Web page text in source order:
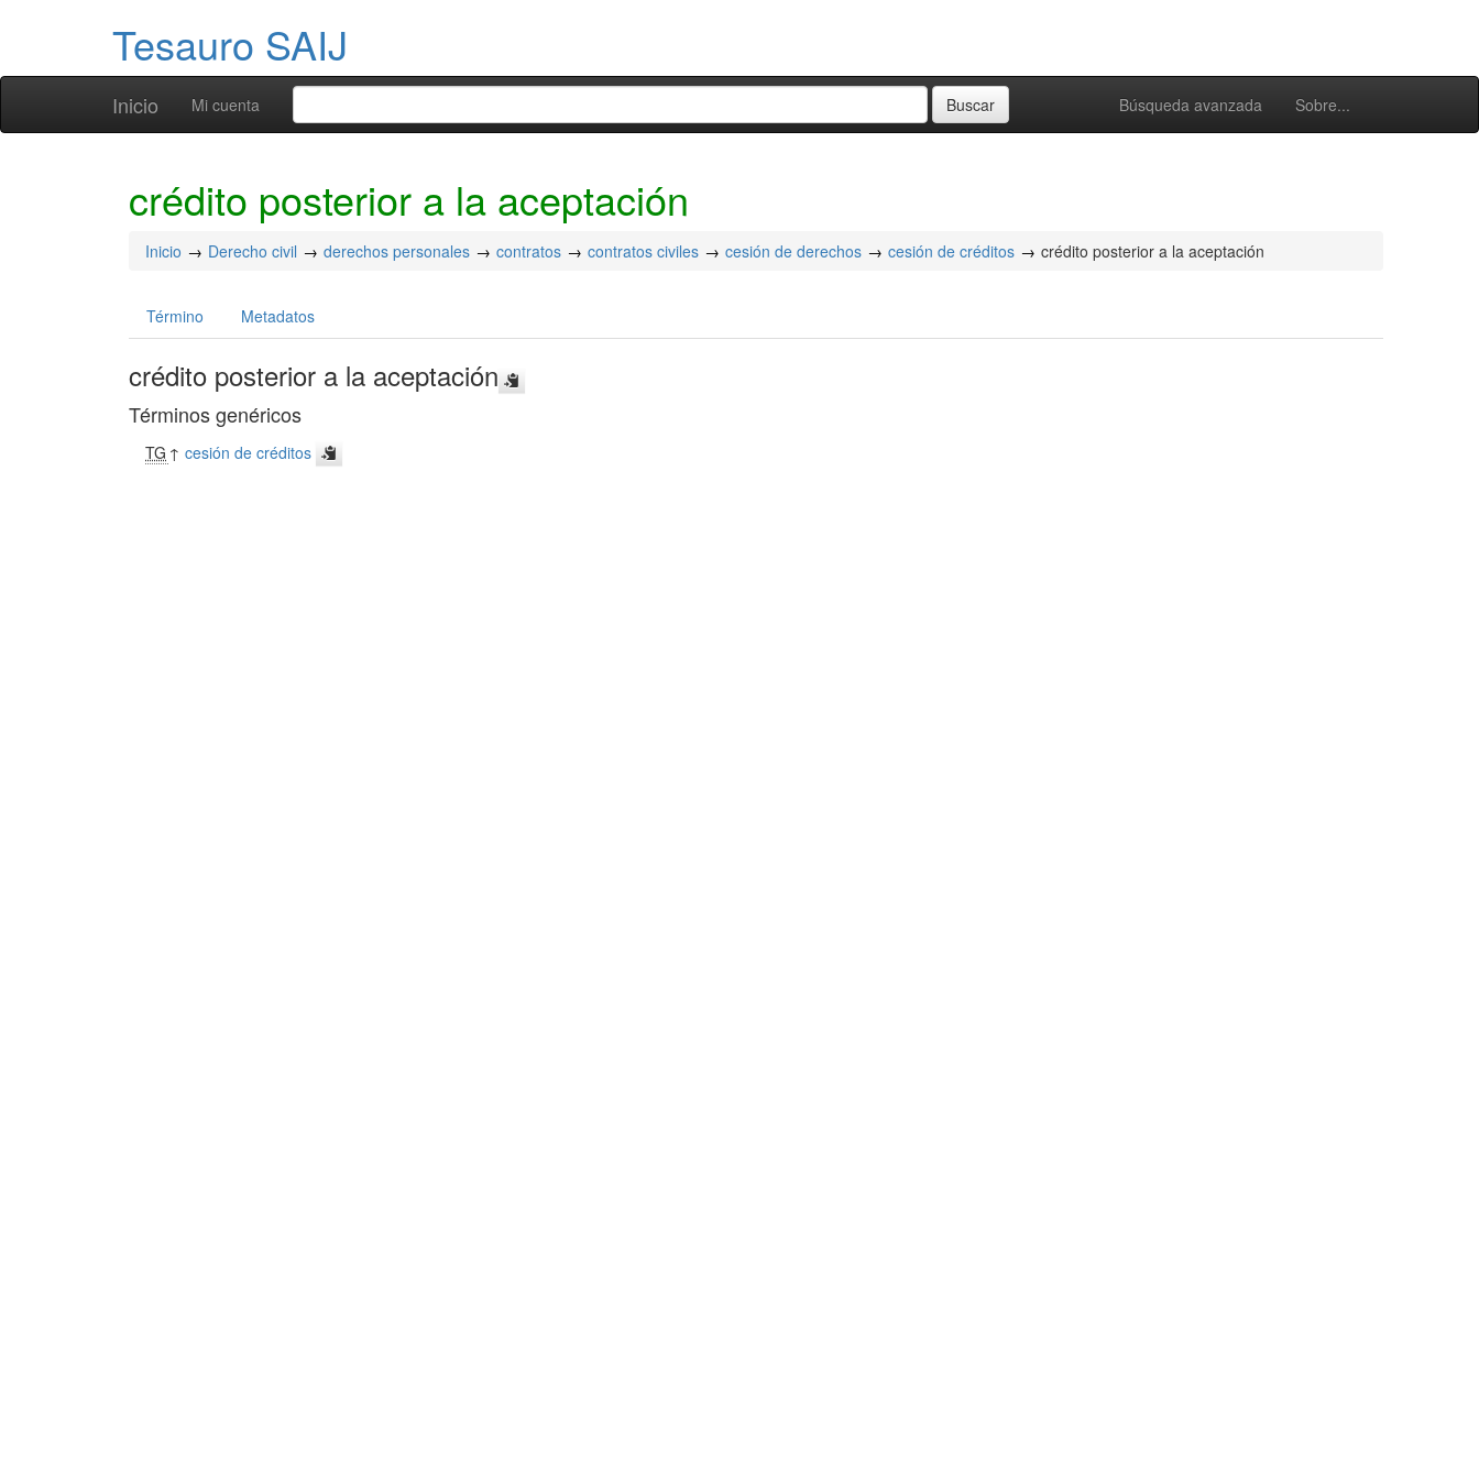
Tesauro SAIJ
Inicio Búsqueda avanzada Sobre...
Mi cuenta
crédito posterior a la aceptación
Inicio Derecho civil derechos personales contratos contratos civiles cesión de derechos cesión de créditos crédito posterior a la aceptación
Término Metadatos
crédito posterior a la aceptación
Términos genéricos
TG ↑cesión de créditos